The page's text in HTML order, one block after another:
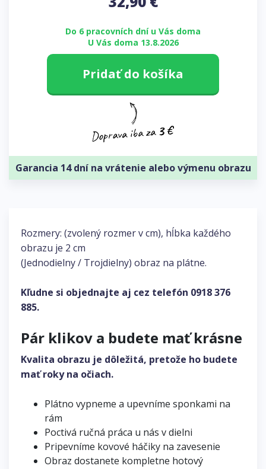
Rozmery: (zvolený rozmer v cm), hĺbka každého
obrazu je 2 cm
(Jednodielny / Trojdielny) obraz na plátne.
Kľudne si objednajte aj cez telefón 0918 376
885.
Pár klikov a budete mať krásne
Kvalita obrazu je dôležitá, pretože ho budete
mať roky na očiach.
Plátno vypneme a upevníme sponkami na
rám
Poctivá ručná práca u nás v dielni
Pripevníme kovové háčiky na zavesenie
Obraz dostanete kompletne hotový
Do 6 pracovních dní u Vás doma
U Vás doma 13.8.2026
Pridať do košíka
Garancia 14 dní na vrátenie alebo výmenu obrazu